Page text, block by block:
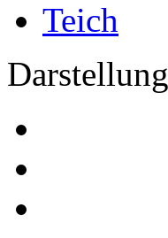
Teich
Darstellung